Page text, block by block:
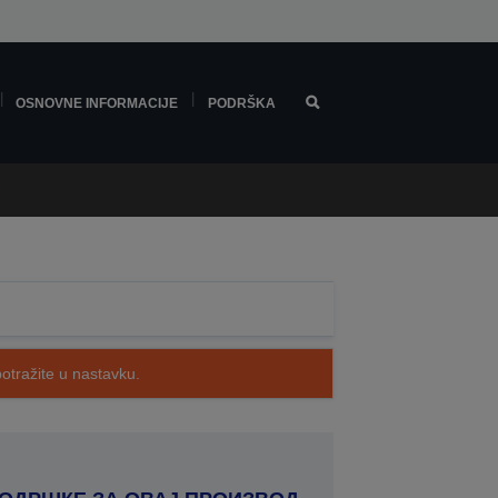
OSNOVNE INFORMACIJE PODRŠKA
u nastavku.